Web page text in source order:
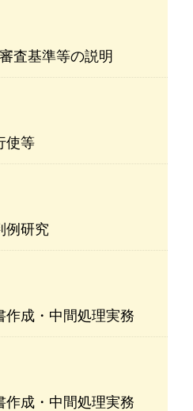
査基準等の説明
使等
例研究
作成・中間処理実務
作成・中間処理実務